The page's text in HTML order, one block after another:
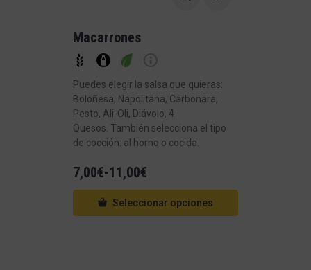
Macarrones
Puedes elegir la salsa que quieras:
Boloñesa, Napolitana, Carbonara,
Pesto, Ali-Oli, Diávolo, 4
Quesos. También selecciona el tipo
de cocción: al horno o cocida.
7,00€-11,00€
Seleccionar opciones